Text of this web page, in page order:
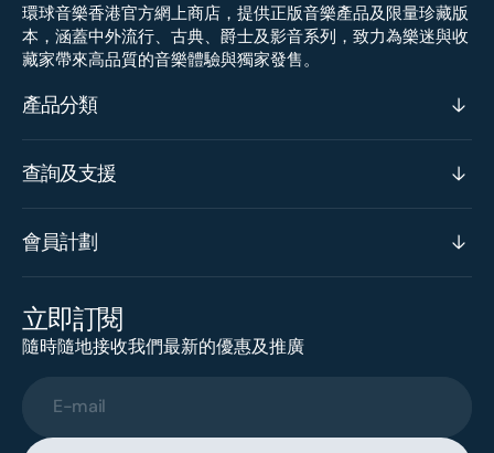
環球音樂香港官方網上商店，提供正版音樂產品及限量珍藏版
本，涵蓋中外流行、古典、爵士及影音系列，致力為樂迷與收
藏家帶來高品質的音樂體驗與獨家發售。
產品分類
查詢及支援
會員計劃
立即訂閱
隨時隨地接收我們最新的優惠及推廣
E-mail